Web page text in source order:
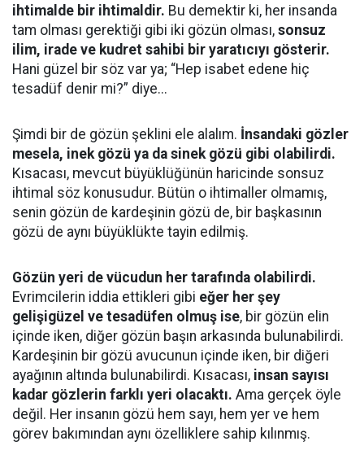
ihtimalde bir ihtimaldir. Bu demektir ki, her insanda
tam olması gerektiği gibi iki gözün olması, sonsuz
ilim, irade ve kudret sahibi bir yaratıcıyı gösterir.
Hani güzel bir söz var ya; “Hep isabet edene hiç
tesadüf denir mi?” diye...
Şimdi bir de gözün şeklini ele alalım. İnsandaki gözler
mesela, inek gözü ya da sinek gözü gibi olabilirdi.
Kısacası, mevcut büyüklüğünün haricinde sonsuz
ihtimal söz konusudur. Bütün o ihtimaller olmamış,
senin gözün de kardeşinin gözü de, bir başkasının
gözü de aynı büyüklükte tayin edilmiş.
Gözün yeri de vücudun her tarafında olabilirdi.
Evrimcilerin iddia ettikleri gibi eğer her şey
gelişigüzel ve tesadüfen olmuş ise, bir gözün elin
içinde iken, diğer gözün başın arkasında bulunabilirdi.
Kardeşinin bir gözü avucunun içinde iken, bir diğeri
ayağının altında bulunabilirdi. Kısacası, insan sayısı
kadar gözlerin farklı yeri olacaktı. Ama gerçek öyle
değil. Her insanın gözü hem sayı, hem yer ve hem
görev bakımından aynı özelliklere sahip kılınmış.